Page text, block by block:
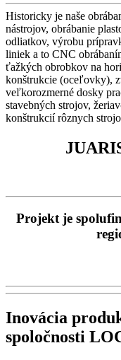
Historicky je naše
nástrojov, obrábanie
odliatkov, výrobu
liniek a to CNC
ťažkých obrobkov na
konštrukcie (oceľovky),
veľkorozmerné dosky
stavebných strojov,
konštrukcií rôznych
Projekt je
Inovácia
spoločnosti